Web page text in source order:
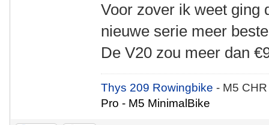
Voor zover ik weet ging
nieuwe serie meer
De V20 zou meer dan
Thys 209 Rowingbike- M5
Pro - M5 MinimalBike